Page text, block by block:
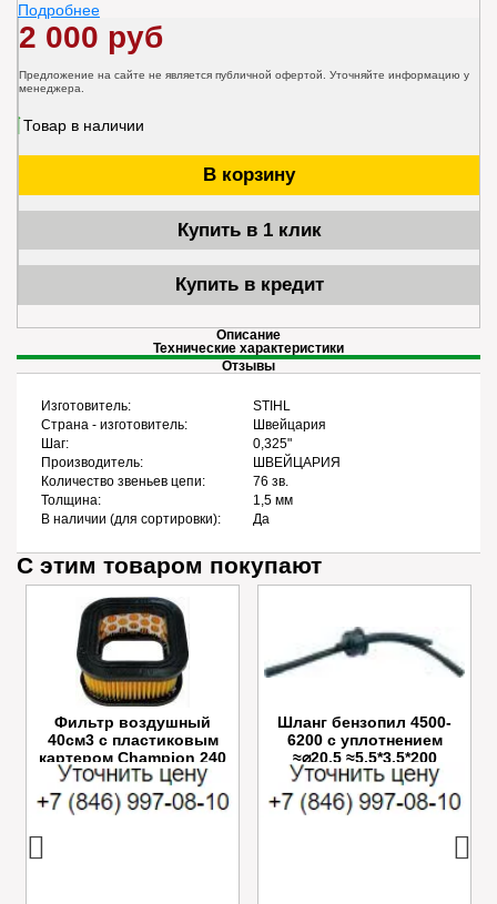
Подробнее
2 000 руб
Предложение на сайте не является публичной офертой. Уточняйте информацию у
менеджера.
Товар в наличии
В корзину
Купить в 1 клик
Купить в кредит
Описание
Технические характеристики
Отзывы
Изготовитель:
STIHL
Страна - изготовитель:
Швейцария
Шаг:
0,325"
Производитель:
ШВЕЙЦАРИЯ
Количество звеньев цепи:
76 зв.
Толщина:
1,5 мм
В наличии (для сортировки):
Да
С этим товаром покупают
Фильтр воздушный
40см3 с пластиковым
картером Champion 240
Шланг бензопил 4500-
6200 с уплотнением
≈⌀20,5 ≈5.5*3.5*200